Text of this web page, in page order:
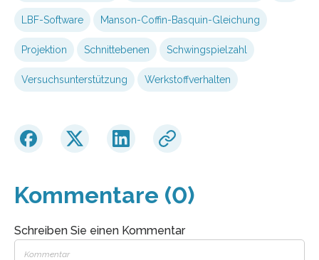
LBF-Software Manson-Coffin-Basquin-Gleichung
Projektion Schnittebenen Schwingspielzahl
Versuchsunterstützung Werkstoffverhalten
Kommentare (0)
Schreiben Sie einen Kommentar